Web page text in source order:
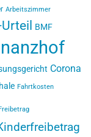
Arbeitszimmer
BMF
Corona
Fahrtkosten
Freibetrag